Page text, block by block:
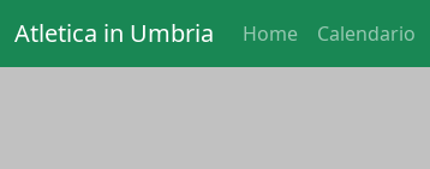
Atletica in Umbria Home Calendario